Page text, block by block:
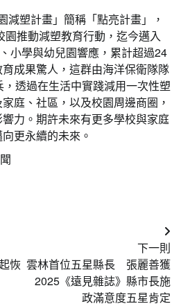
減塑計畫」簡稱「點亮計畫」，
園推動減塑教育行動，迄今邁入
小學與幼兒園響應，累計超過24
成果驚人，這群由海洋保衛隊隊
透過在生活中實踐減用一次性塑
庭、社區，以及校園周邊商圈，
力。期許未來有更多學校與家庭
更永續的未來。
恢
下一則
雲林首位五星縣長 張麗善獲
2025《遠見雜誌》縣市長施
政滿意度五星肯定